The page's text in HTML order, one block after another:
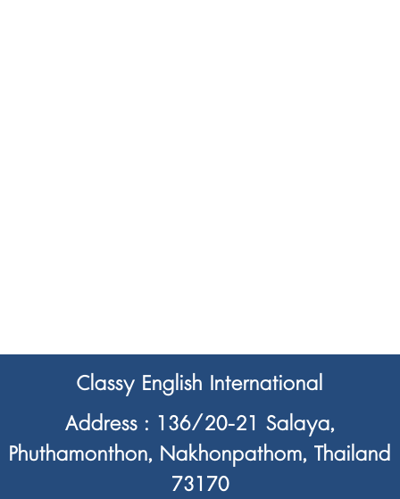
Classy English International
Address : 136/20-21 Salaya,
Phuthamonthon, Nakhonpathom, Thailand
73170